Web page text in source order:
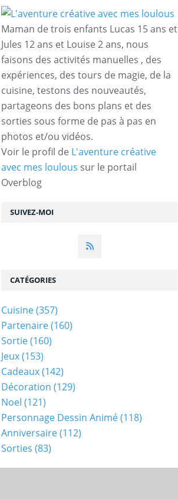
SUIVEZ-MOI
Maman de trois enfants Lucas 15 ans et
Jules 12 ans et Louise 2 ans, nous
faisons des activités manuelles , des
expériences, des tours de magie, de la
cuisine, testons des nouveautés,
partageons des bons plans et des
sorties sous forme de pas à pas en
photos et/ou vidéos.
Voir le profil de L'aventure créative
avec mes loulous sur le portail
Overblog
CATÉGORIES
Cuisine(357)
Partenaire(160)
Sortie(160)
Jeux(153)
Cadeaux(142)
Décoration (129)
Noel (121)
Personnage Dessin Animé(118)
Anniversaire(112)
Sorties (83)